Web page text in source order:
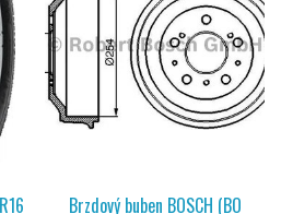
Brzdový buben BOSCH (BO